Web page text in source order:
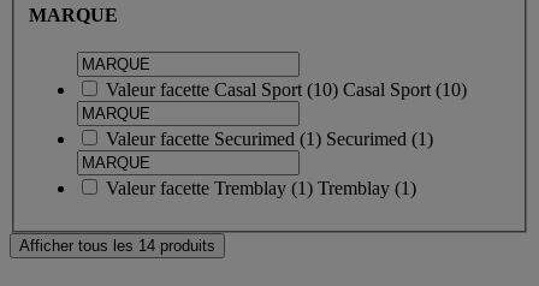
MARQUE
Valeur facette Casal Sport (10) Casal Sport (10)
Valeur facette Securimed (1) Securimed (1)
Valeur facette Tremblay (1) Tremblay (1)
Afficher tous les 14 produits